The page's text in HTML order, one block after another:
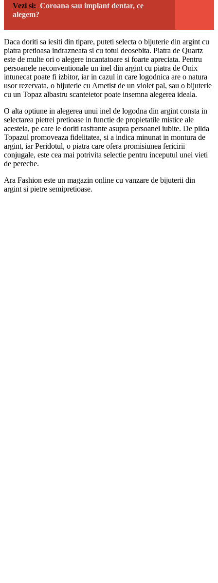
Vezi si: Coroana sau implant dentar, ce
alegem?
Daca doriti sa iesiti din tipare, puteti selecta o bijuterie din argint cu
piatra pretioasa indrazneata si cu totul deosebita. Piatra de Quartz
este de multe ori o alegere incantatoare si foarte apreciata. Pentru
persoanele neconventionale un inel din argint cu piatra de Onix
intunecat poate fi izbitor, iar in cazul in care logodnica are o natura
usor rezervata, o bijuterie cu Ametist de un violet pal, sau o bijuterie
cu un Topaz albastru scanteietor poate insemna alegerea ideala.
O alta optiune in alegerea unui inel de logodna din argint consta in
selectarea pietrei pretioase in functie de propietatile mistice ale
acesteia, pe care le doriti rasfrante asupra persoanei iubite. De pilda
Topazul promoveaza fidelitatea, si a indica minunat in montura de
argint, iar Peridotul, o piatra care ofera promisiunea fericirii
conjugale, este cea mai potrivita selectie pentru inceputul unei vieti
de pereche.
Ara Fashion este un magazin online cu vanzare de bijuterii din
argint si pietre semipretioase.